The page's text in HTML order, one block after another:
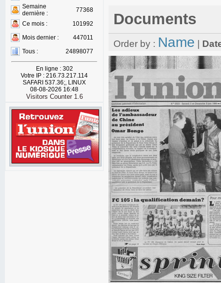
Semaine
dernière :
77368
Ce mois :
101992
Mois dernier :
447011
Tous :
24898077
En ligne : 302
Votre IP : 216.73.217.114
SAFARI 537.36;, LINUX
08-08-2026 16:48
Visitors Counter 1.6
Documents
Order by : Name